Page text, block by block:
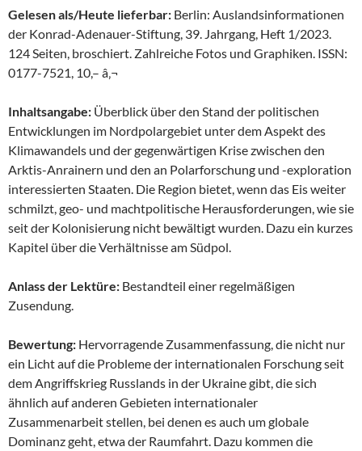
Gelesen als/Heute lieferbar: Berlin: Auslandsinformationen
der Konrad-Adenauer-Stiftung, 39. Jahrgang, Heft 1/2023.
124 Seiten, broschiert. Zahlreiche Fotos und Graphiken. ISSN:
0177-7521, 10,– â‚¬
Inhaltsangabe: Überblick über den Stand der politischen
Entwicklungen im Nordpolargebiet unter dem Aspekt des
Klimawandels und der gegenwärtigen Krise zwischen den
Arktis-Anrainern und den an Polarforschung und -exploration
interessierten Staaten. Die Region bietet, wenn das Eis weiter
schmilzt, geo- und machtpolitische Herausforderungen, wie sie
seit der Kolonisierung nicht bewältigt wurden. Dazu ein kurzes
Kapitel über die Verhältnisse am Südpol.
Anlass der Lektüre: Bestandteil einer regelmäßigen
Zusendung.
Bewertung: Hervorragende Zusammenfassung, die nicht nur
ein Licht auf die Probleme der internationalen Forschung seit
dem Angriffskrieg Russlands in der Ukraine gibt, die sich
ähnlich auf anderen Gebieten internationaler
Zusammenarbeit stellen, bei denen es auch um globale
Dominanz geht, etwa der Raumfahrt. Dazu kommen die